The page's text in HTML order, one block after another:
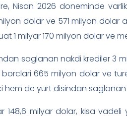
Nisan 2026 doneminde
dolar ve 571 milyon dolar
1 milyar 170 milyon dolar ve
saglanan nakdi krediler 3
665 milyon dolar ve
de yurt disindan
148,6 milyar dolar, kisa